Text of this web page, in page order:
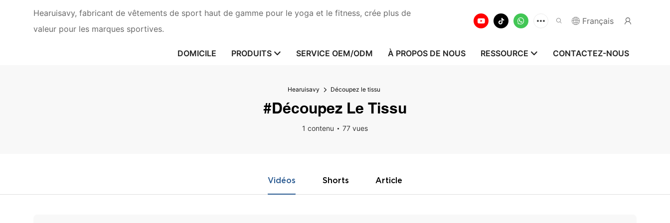
Hearuisavy, fabricant de vêtements de sport haut de gamme pour le yoga et le fitness, crée plus de
valeur pour les marques sportives.
Français
DOMICILE PRODUITS SERVICE OEM/ODM À PROPOS DE NOUS RESSOURCE CONTACTEZ-NOUS
Hearuisavy Découpez le tissu
#Découpez Le Tissu
1 contenu 77 vues
Vidéos Shorts Article